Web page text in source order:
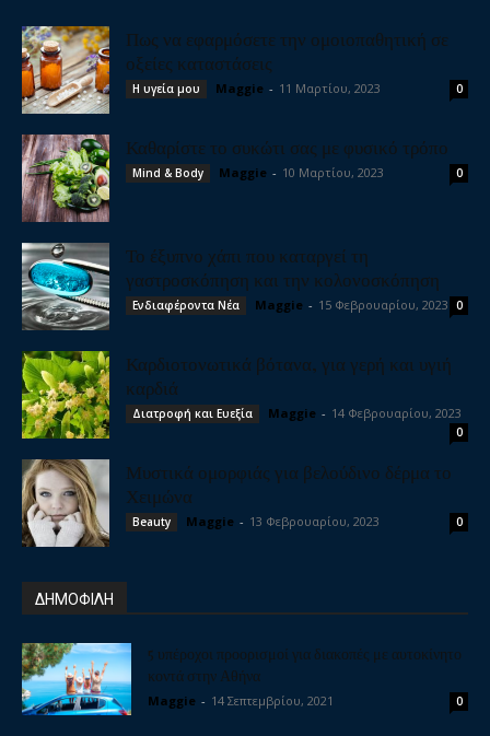
Πως να εφαρμόσετε την ομοιοπαθητική σε
οξείες καταστάσεις
Η υγεία μου Maggie - 11 Μαρτίου, 2023 0
Καθαρίστε το συκώτι σας με φυσικό τρόπο
Mind & Body Maggie - 10 Μαρτίου, 2023 0
Το έξυπνο χάπι που καταργεί τη
γαστροσκόπηση και την κολονοσκόπηση
Ενδιαφέροντα Νέα Maggie - 15 Φεβρουαρίου, 2023 0
Καρδιοτονωτικά βότανα, για γερή και υγιή
καρδιά
Διατροφή και Ευεξία Maggie - 14 Φεβρουαρίου, 2023
0
Μυστικά ομορφιάς για βελούδινο δέρμα το
Χειμώνα
Beauty Maggie - 13 Φεβρουαρίου, 2023 0
ΔΗΜΟΦΙΛΗ
5 υπέροχοι προορισμοί για διακοπές με αυτοκίνητο
κοντά στην Αθήνα
Maggie - 14 Σεπτεμβρίου, 2021 0